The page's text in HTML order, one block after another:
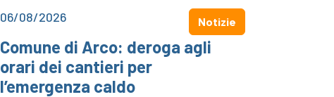
06/08/2026 Notizie
Comune di Arco: deroga agli
orari dei cantieri per
l’emergenza caldo